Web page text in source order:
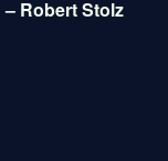
Robert Stolz